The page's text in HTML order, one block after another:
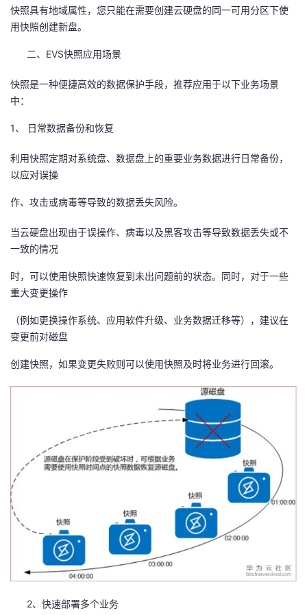
发
堂
的
课
程
我
的
认
证
我
的
实
我
的
藏
Programs
的
的
技
术
支
我
的
云
声
议
快照具有地域属性，您只能在需要创建云硬盘的同一可用分区下使
用快照创建新盘。
二、EVS快照应用场景
快照是一种便捷高效的数据保护手段，推荐应用于以下业务场景
中：
1、 日常数据备份和恢复
利用快照定期对系统盘、数据盘上的重要业务数据进行日常备份，
以应对误操
作、攻击或病毒等导致的数据丢失风险。
当云硬盘出现由于误操作、病毒以及黑客攻击等导致数据丢失或不
一致的情况
时，可以使用快照快速恢复到未出问题前的状态。同时，对于一些
重大变更操作
（例如更换操作系统、应用软件升级、业务数据迁移等），建议在
变更前对磁盘
创建快照，如果变更失败则可以使用快照及时将业务进行回滚。
2、快速部署多个业务